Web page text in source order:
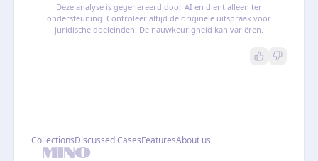
Deze analyse is gegenereerd door AI en dient alleen ter
ondersteuning. Controleer altijd de originele uitspraak voor
juridische doeleinden. De nauwkeurigheid kan variëren.
CollectionsDiscussed CasesFeaturesAbout us